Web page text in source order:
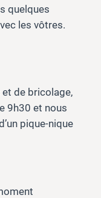
quelques
les vôtres.
de bricolage,
9h30 et nous
pique-nique